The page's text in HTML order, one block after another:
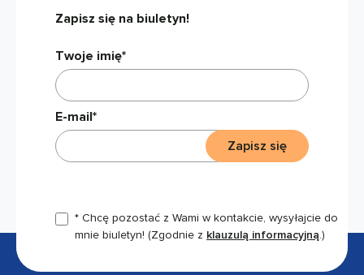
Zapisz się na biuletyn!
Twoje imię*
E-mail*
* Chcę pozostać z Wami w kontakcie, wysyłajcie do
mnie biuletyn! (Zgodnie z klauzulą informacyjną.)
Zapisz się